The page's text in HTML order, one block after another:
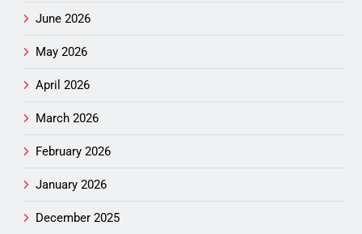
June 2026
May 2026
April 2026
March 2026
February 2026
January 2026
December 2025